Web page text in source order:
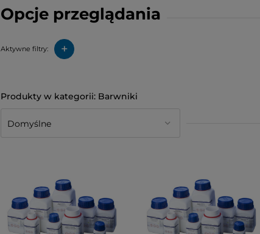
Opcje przeglądania
Aktywne filtry: +
Barwniki